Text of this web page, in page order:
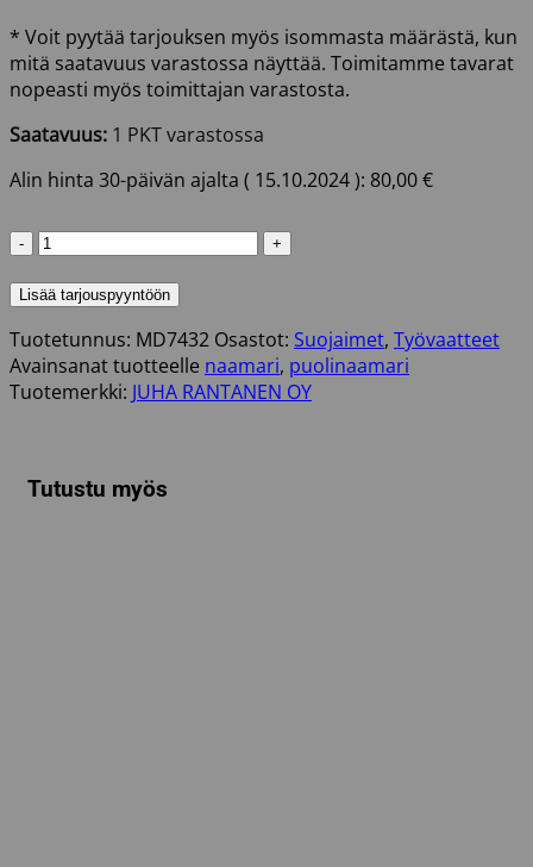
* Voit pyytää tarjouksen myös isommasta määrästä, kun
mitä saatavuus varastossa näyttää. Toimitamme tavarat
nopeasti myös toimittajan varastosta.
Saatavuus: 1 PKT varastossa
Alin hinta 30-päivän ajalta ( 15.10.2024): 80,00€
MOLDEX
M
määrä
Lisää tarjouspyyntöön
Tuotetunnus: MD7432 Osastot: Suojaimet, Työvaatteet
Avainsanat tuotteelle naamari, puolinaamari
Tuotemerkki: JUHA RANTANEN OY
Tutustu myös